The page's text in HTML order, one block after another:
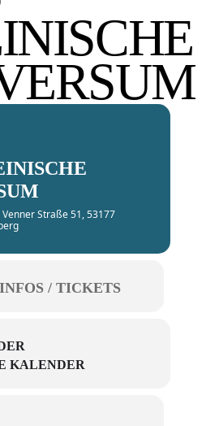
Venner Straße 51, 53177
/ TICKETS
KALENDER